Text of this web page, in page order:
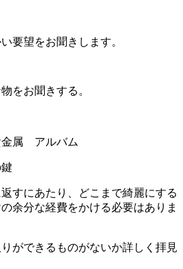
要望をお聞きします。
をお聞きする。
属 アルバム
すにあたり、どこまで綺麗にする
余分な経費をかける必要はありま
ができるものがないか詳しく拝見